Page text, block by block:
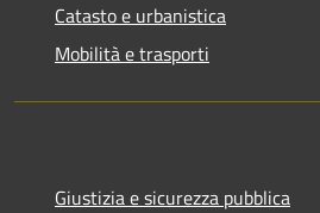
Catasto e urbanistica
Mobilità e trasporti
Giustizia e sicurezza pubblica